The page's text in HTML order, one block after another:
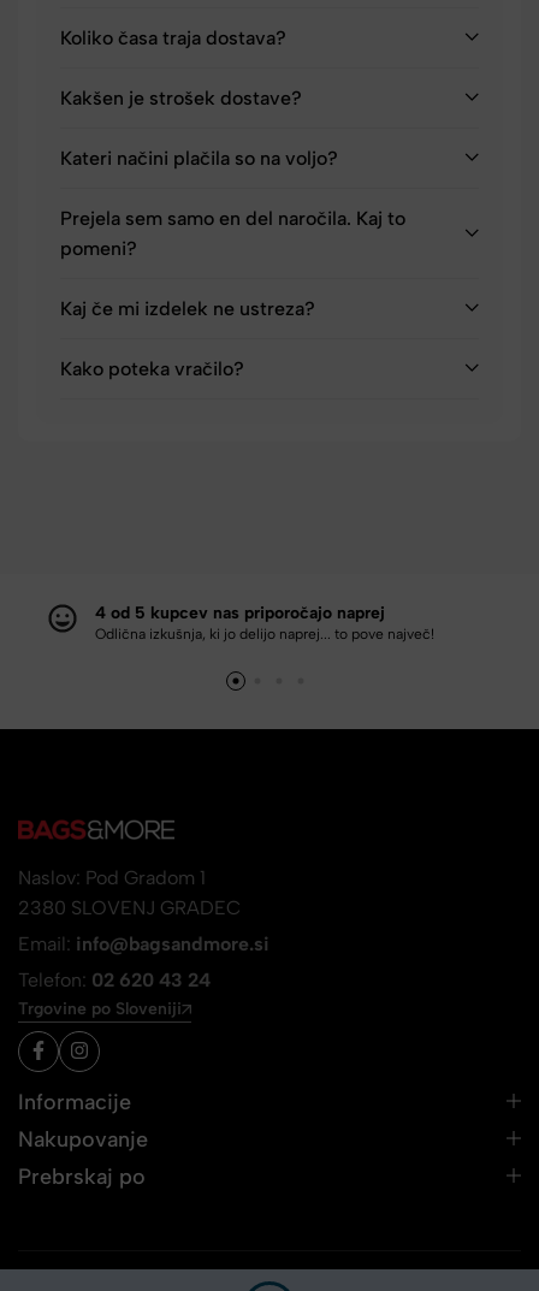
Koliko časa traja dostava?
Kakšen je strošek dostave?
Kateri načini plačila so na voljo?
Prejela sem samo en del naročila. Kaj to
pomeni?
Kaj če mi izdelek ne ustreza?
Kako poteka vračilo?
4 od 5 kupcev nas priporočajo naprej
Odlična izkušnja, ki jo delijo naprej... to pove največ!
Naslov: Pod Gradom 1
2380 SLOVENJ GRADEC
Email: info@bagsandmore.si
Telefon: 02 620 43 24
Trgovine po Sloveniji
Informacije
Nakupovanje
Prebrskaj po